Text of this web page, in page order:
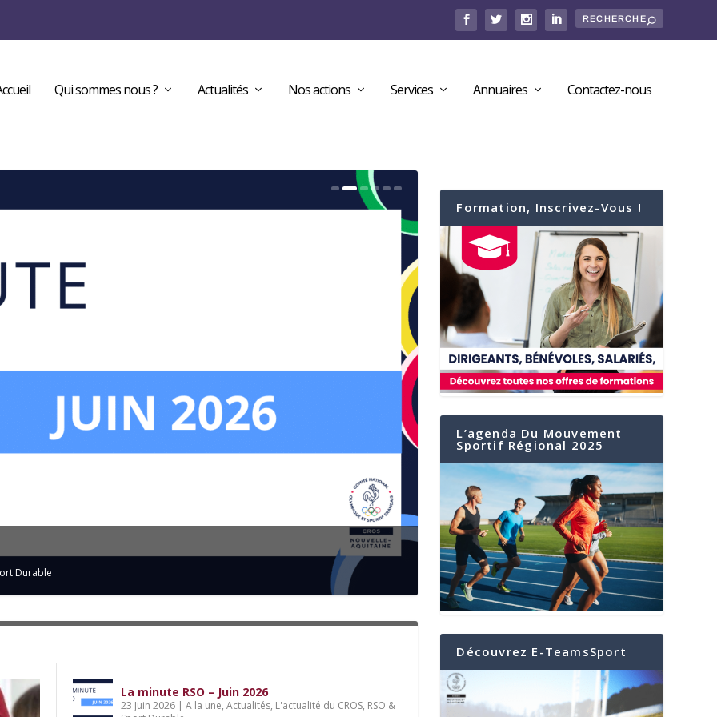
Qui sommes nous ? Actualités Nos actions Services Annuaires Contactez-nous
le CROS Nouvelle-Aquitaine lance son 1er
CROS,Sport et éducation citoyenne
Durable
La minute RSO – Juin 2026
23 Juin 2026| A la une, Actualités, L'actualité du CROS, RSO &
Formation, Inscrivez-Vous !
L’agenda Du Mouvement
Sportif Régional 2025
Découvrez E-TeamsSport